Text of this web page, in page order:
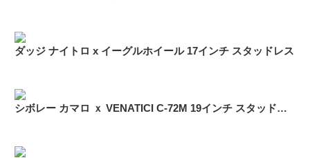
ダッジ ナイトロ x イーグルホイール 17インチ スタッドレス
シボレー カマロ ｘ VENATICI C-72M 19インチ スタッドレス